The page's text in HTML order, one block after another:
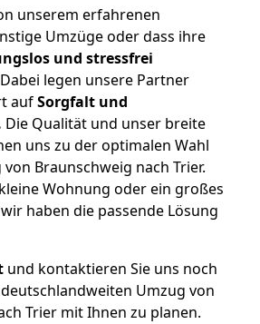
unserem erfahrenen
Umzüge oder dass ihre
und stressfrei
legen unsere Partner
aufSorgfalt und
Die Qualität und unser breite
uns zu der optimalen Wahl
Braunschweig nach Trier.
Wohnung oder ein großes
haben die passende Lösung
und kontaktieren Sie uns noch
Umzug von
Trier mit Ihnen zu planen.